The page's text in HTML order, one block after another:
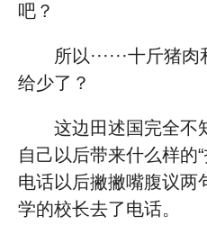
吧？
所以······十斤猪
给少了？
这边田述国完全不
自己以后带来什么样的
电话以后撇撇嘴腹议两
学的校长去了电话。